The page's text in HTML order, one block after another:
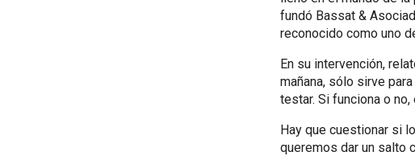
fundó Bassat &
reconocido como uno
En su intervención,
mañana, sólo sirve
testar. Si funciona o
Hay que cuestionar si
queremos dar un salto